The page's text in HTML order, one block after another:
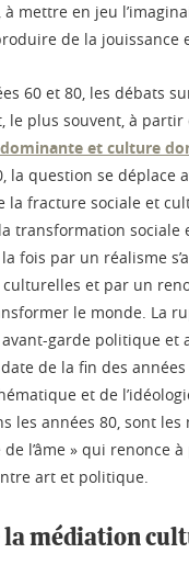
à mettre en jeu
de la jouissance
60 et 80, les débats
le plus souvent, à partir
et culture
la question se déplace
la fracture sociale et
la transformation sociale
fois par un réalisme
et par un
le monde. La
garde politique et
de la fin des
et de
les années 80, sont les
l’âme » qui renonce
art et politique.
la médiation